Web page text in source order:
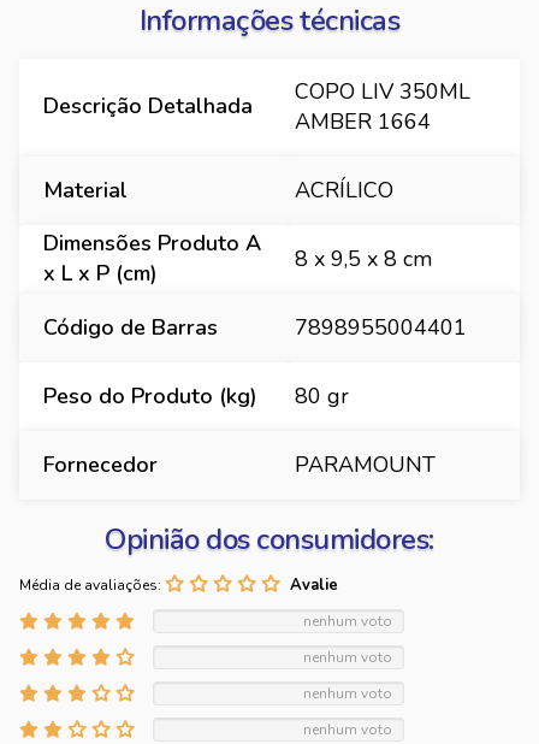
Informações técnicas
Descrição Detalhada
COPO LIV 350ML
AMBER 1664
Material
ACRÍLICO
Dimensões Produto A
x L x P (cm)
8 x 9,5 x 8 cm
Código de Barras 7898955004401
Peso do Produto (kg) 80 gr
Fornecedor PARAMOUNT
Opinião dos consumidores:
Média de avaliações:
nenhum voto
nenhum voto
nenhum voto
nenhum voto